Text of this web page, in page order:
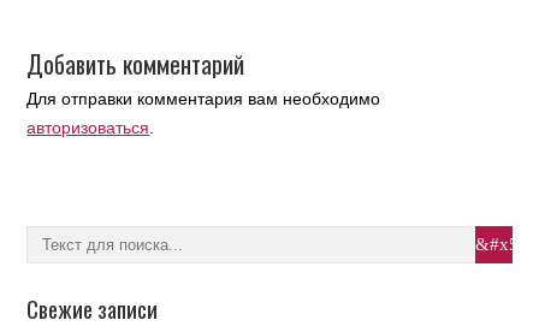
Добавить комментарий
Для отправки комментария вам необходимо
авторизоваться
Свежие записи